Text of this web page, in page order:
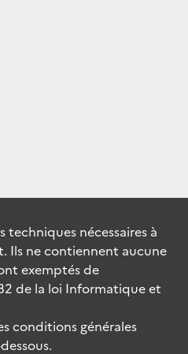
techniques nécessaires à
Ils ne contiennent aucune
exemptés de
de la loi Informatique et
conditions générales